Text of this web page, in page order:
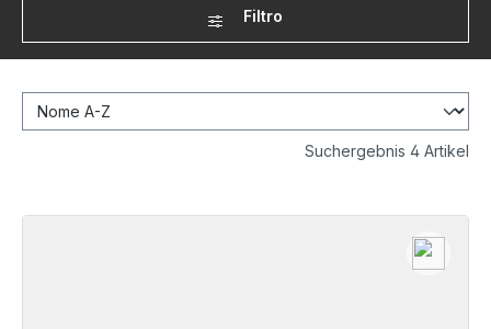
Filtro
Suchergebnis 4 Artikel